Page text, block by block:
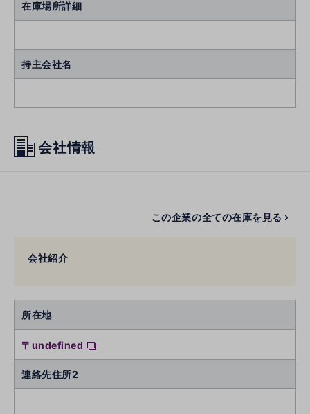
在庫場所詳細
持主会社名
会社情報
この企業の全ての在庫を見る
会社紹介
所在地
〒undefined
連絡先住所2